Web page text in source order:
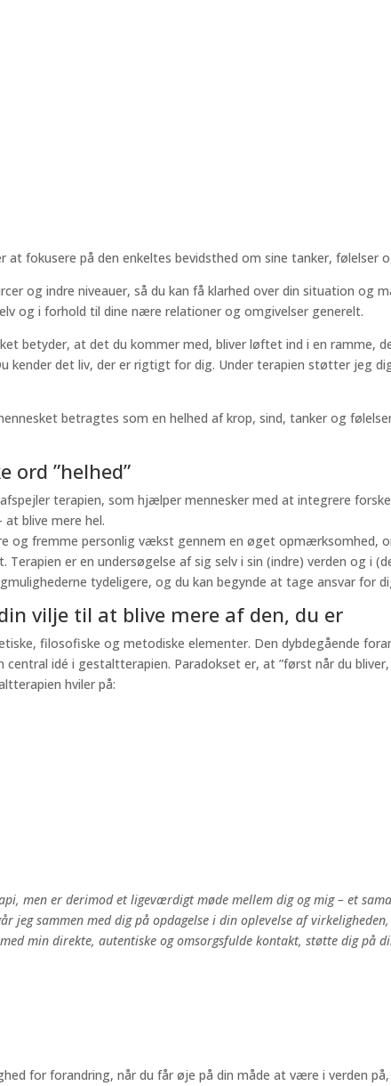
fokusere på den enkeltes bevidsthed om sine tanker, følelser
og indre niveauer, så du kan få klarhed over din situation
og i forhold til dine nære relationer og omgivelser generelt.
betyder, at det du kommer med, bliver løftet ind i en ramme,
kender det liv, der er rigtigt for dig. Under terapien støtter jeg
betragtes som en helhed af krop, sind, tanker og
ord ”helhed”
terapien, som hjælper mennesker med at integrere
blive mere hel.
og fremme personlig vækst gennem en øget opmærksomhed,
Terapien er en undersøgelse af sig selv i sin (indre) verden og
tydeligere, og du kan begynde at tage ansvar for
vilje til at blive mere af den, du er
filosofiske og metodiske elementer. Den dybdegående
central idé i gestaltterapien. Paradokset er, at ”først når du
hviler på:
men er derimod et ligeværdigt møde mellem dig og mig – et
jeg sammen med dig på opdagelse i din oplevelse af
min direkte, autentiske og omsorgsfulde kontakt, støtte dig på
for forandring, når du får øje på din måde at være i verden